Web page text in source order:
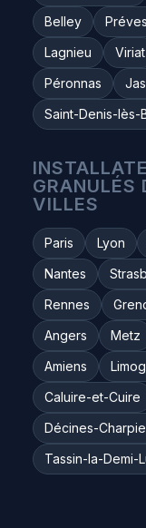
Belley
Lagnieu
Viriat
Péronnas
Saint-Denis-lès-
GRANULÉS
VILLES
Paris Lyon
Nantes
Rennes
Angers
Metz
Amiens
Caluire-et-Cuire
Décines-
Tassin-la-Demi-